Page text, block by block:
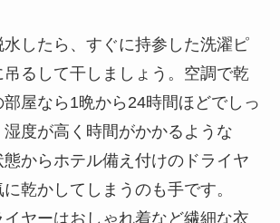
したら、すぐに持参した洗濯ピ
吊るして干しましょう。空調で乾
屋なら1晩から24時間ほどでしっ
度が高く時間がかかるような
態からホテル備え付けのドライヤ
乾かしてしまうのも手です。
イヤーはおしゃれ着など繊細な衣